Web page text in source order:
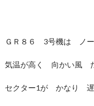
ＧＲ８６ 3号機は ノー
気温が高く 向かい風
セクター1が かなり 遅